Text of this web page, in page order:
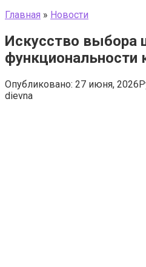
Главная » Новости
Искусство выбора
функциональности
Опубликовано: 27 июня, 2026
dievna